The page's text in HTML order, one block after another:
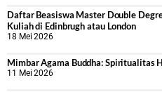
Daftar Beasiswa Master Double
Kuliah di Edinbrugh atau London
18 Mei 2026
Mimbar Agama Buddha: Spiritualitas
11 Mei 2026